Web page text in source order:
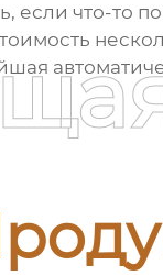
если что-то